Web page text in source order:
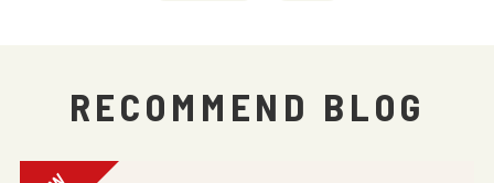
RECOMMEND BLOG